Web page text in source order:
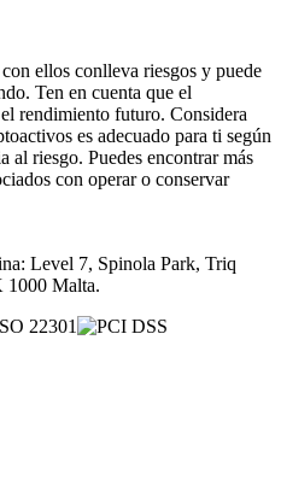
ellos conlleva riesgos y puede
Ten en cuenta que el
rendimiento futuro. Considera
es adecuado para ti según
al riesgo. Puedes encontrar más
con operar o conservar
Level 7, Spinola Park, Triq
1000 Malta.